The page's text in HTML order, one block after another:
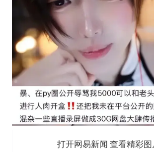
打开网易新闻 查看精彩